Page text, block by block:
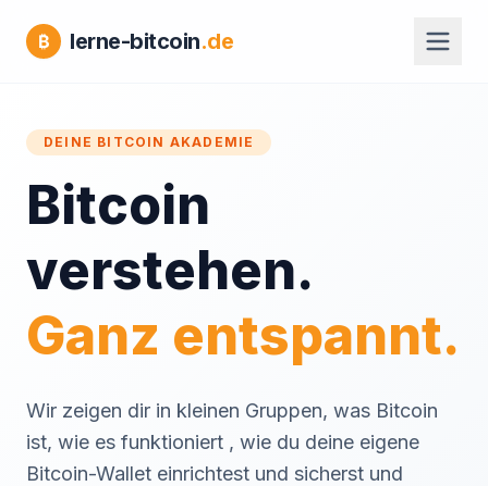
₿ lerne-bitcoin.de
DEINE BITCOIN AKADEMIE
Bitcoin
verstehen.
Ganz entspannt.
Wir zeigen dir in kleinen Gruppen, was Bitcoin
ist, wie es funktioniert , wie du deine eigene
Bitcoin-Wallet einrichtest und sicherst und